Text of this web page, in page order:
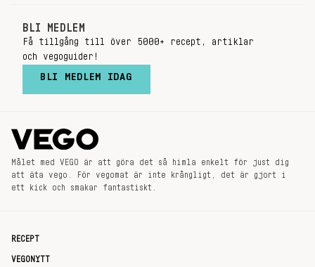
BLI MEDLEM
Få tillgång till över 5000+ recept, artiklar
och vegoguider!
BLI MEDLEM IDAG
Målet med VEGO är att göra det så himla enkelt för just dig
att äta vego. För vegomat är inte krångligt, det är gjort i
ett kick och smakar fantastiskt.
RECEPT
VEGONYTT